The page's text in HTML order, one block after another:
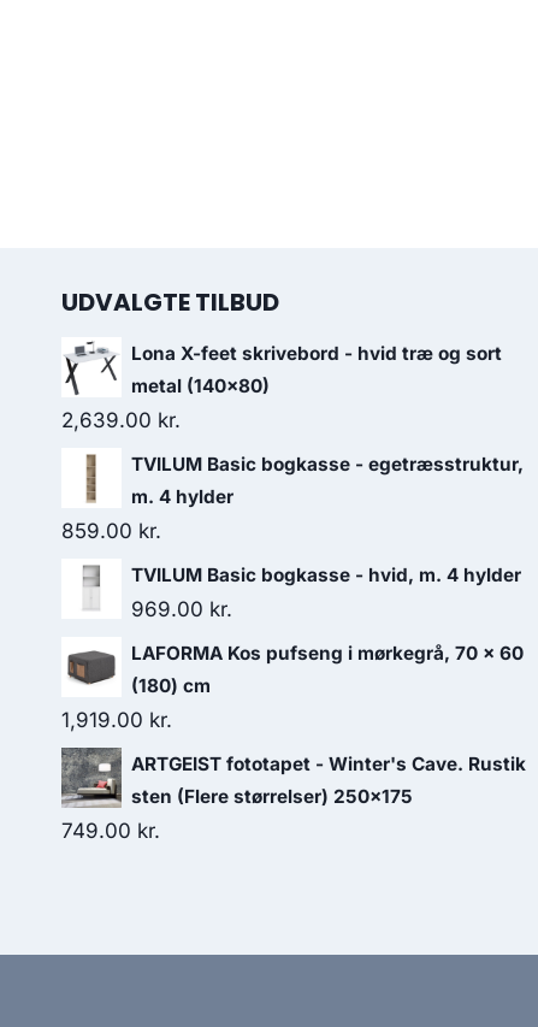
UDVALGTE TILBUD
Lona X-feet skrivebord - hvid træ og sort
metal (140x80)
2,639.00 kr.
TVILUM Basic bogkasse - egetræsstruktur,
m. 4 hylder
859.00 kr.
TVILUM Basic bogkasse - hvid, m. 4 hylder
969.00 kr.
LAFORMA Kos pufseng i mørkegrå, 70 x 60
(180) cm
1,919.00 kr.
ARTGEIST fototapet - Winter's Cave. Rustik
sten (Flere størrelser) 250x175
749.00 kr.